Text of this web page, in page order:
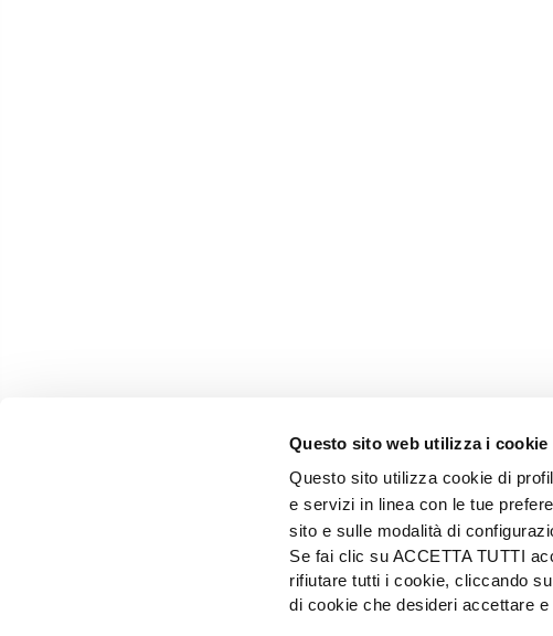
Questo sito web utilizza i cookie
Questo sito utilizza cookie di
e servizi in linea con le tue
sito e sulle modalità di
Se fai clic su ACCETTA TUTTI
rifiutare tutti i cookie, cliccando
di cookie che desideri accettare
EDIZIONI L'INFORMATORE AGRARIO Srl